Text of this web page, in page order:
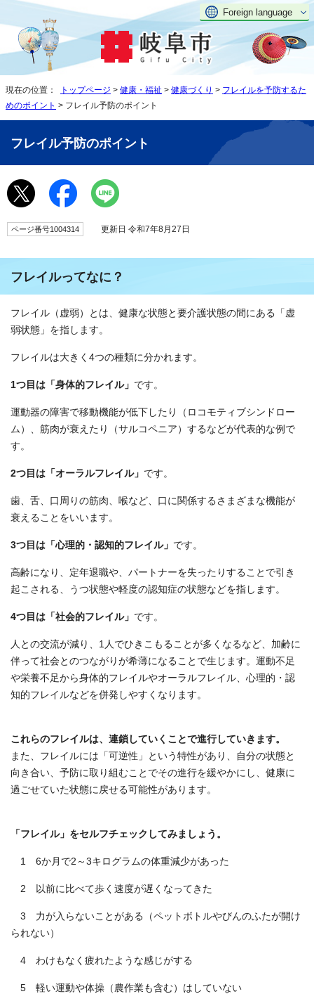
Foreign language
現在の位置： トップページ > 健康・福祉 > 健康づくり > フレイルを予防するた
めのポイント > フレイル予防のポイント
フレイル予防のポイント
ページ番号1004314 更新日 令和7年8月27日
フレイルってなに？
フレイル（虚弱）とは、健康な状態と要介護状態の間にある「虚
弱状態」を指します。
フレイルは大きく4つの種類に分かれます。
1つ目は「身体的フレイル」 です。
運動器の障害で移動機能が低下したり（ロコモティブシンドロー
ム）、筋肉が衰えたり（サルコペニア）するなどが代表的な例で
す。
2つ目は「オーラルフレイル」 です。
歯、舌、口周りの筋肉、喉など、口に関係するさまざまな機能が
衰えることをいいます。
3つ目は「心理的・認知的フレイル」 です。
高齢になり、定年退職や、パートナーを失ったりすることで引き
起こされる、うつ状態や軽度の認知症の状態などを指します。
4つ目は「社会的フレイル」 です。
人との交流が減り、1人でひきこもることが多くなるなど、加齢に
伴って社会とのつながりが希薄になることで生じます。運動不足
や栄養不足から身体的フレイルやオーラルフレイル、心理的・認
知的フレイルなどを併発しやすくなります。
これらのフレイルは、連鎖していくことで進行していきます。
また、フレイルには「可逆性」という特性があり、自分の状態と
向き合い、予防に取り組むことでその進行を緩やかにし、健康に
過ごせていた状態に戻せる可能性があります。
「フレイル」をセルフチェックしてみましょう。
1 6か月で2～3キログラムの体重減少があった
2 以前に比べて歩く速度が遅くなってきた
3 力が入らないことがある（ペットボトルやびんのふたが開け
られない）
4 わけもなく疲れたような感じがする
5 軽い運動や体操（農作業も含む）はしていない